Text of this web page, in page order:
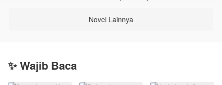
Novel Lainnya
✨ Wajib Baca